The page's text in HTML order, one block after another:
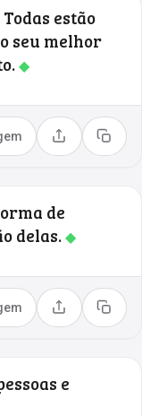
estão
seu melhor
◆
Compartilhar
Copiar
de
delas.◆
Compartilhar
Copiar
e